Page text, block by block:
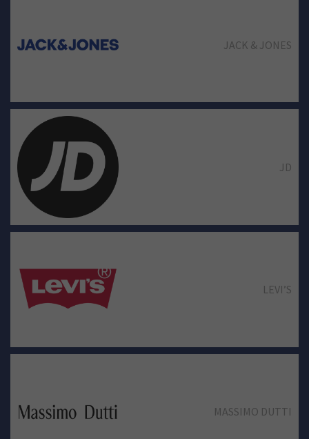
GUESS
INTIMISSIMI
JACK & JONES
JACK & JONES
JD
LEVI’S
MASSIMO DUTTI